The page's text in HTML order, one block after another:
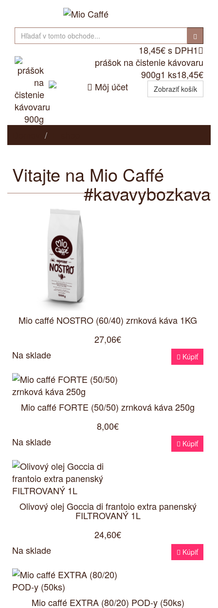
18,45€ s DPH1
prášok na čistenie kávovaru
900g1 ks18,45€
Zobraziť košík
 Môj účet
Vitajte na Mio Caffé
#kavavybozkava
Mio caffé NOSTRO (60/40) zrnková káva 1KG
27,06€
Na sklade
 Kúpiť
Mio caffé FORTE (50/50) zrnková káva 250g
8,00€
Na sklade
 Kúpiť
Olivový olej Goccia di frantoio extra panenský
FILTROVANÝ 1L
24,60€
Na sklade
 Kúpiť
Mio caffé EXTRA (80/20) POD-y (50ks)